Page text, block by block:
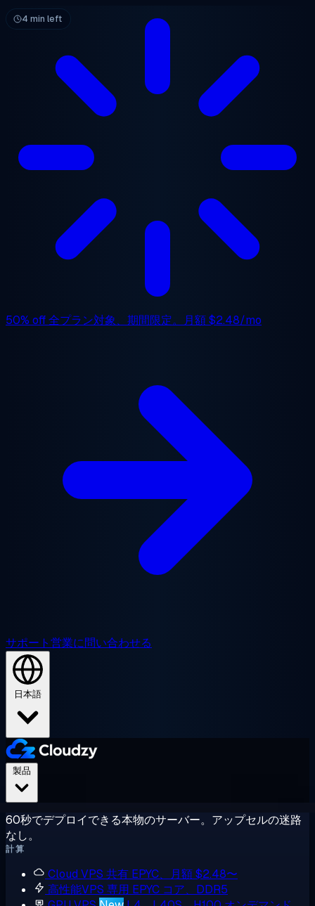
メインコンテンツへスキップ
50% off全プラン対象、期間限定。月額$2.48/mo
サポート営業に問い合わせる
日本語
60秒でデプロイできる本物のサーバー。アップセルの迷路
なし。
計算
Cloud VPS 共有 EPYC、月額 $2.48〜
高性能VPS 専用 EPYC コア、DDR5
4 min left